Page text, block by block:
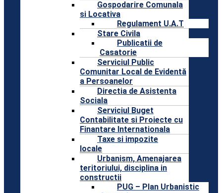
Gospodarire Comunala
si Locativa
Regulament U.A.T
Stare Civila
Publicatii de
Casatorie
Serviciul Public
Comunitar Local de Evidentă
a Persoanelor
Directia de Asistenta
Sociala
Serviciul Buget
Contabilitate si Proiecte cu
Finantare Internationala
Taxe si impozite
locale
Urbanism, Amenajarea
teritoriului, disciplina in
constructii
PUG – Plan Urbanistic